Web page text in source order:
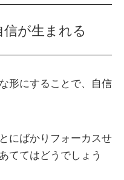
が生まれる
形にすることで、自信
にばかりフォーカスせ
ててはどうでしょう